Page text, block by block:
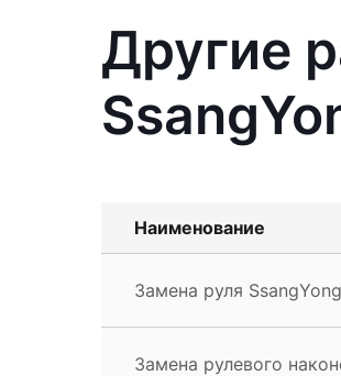
Другие
Наименование
Замена руля
Замена рулевого